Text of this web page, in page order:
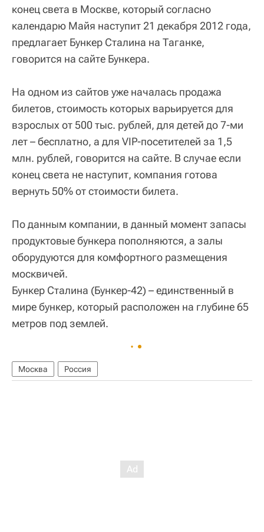
конец света в Москве, который согласно
календарю Майя наступит 21 декабря 2012 года,
предлагает Бункер Сталина на Таганке,
говорится на сайте Бункера.
На одном из сайтов уже началась продажа
билетов, стоимость которых варьируется для
взрослых от 500 тыс. рублей, для детей до 7-ми
лет – бесплатно, а для VIP-посетителей за 1,5
млн. рублей, говорится на сайте. В случае если
конец света не наступит, компания готова
вернуть 50% от стоимости билета.
По данным компании, в данный момент запасы
продуктовые бункера пополняются, а залы
оборудуются для комфортного размещения
москвичей.
Бункер Сталина (Бункер-42) – единственный в
мире бункер, который расположен на глубине 65
метров под землей.
Москва Россия